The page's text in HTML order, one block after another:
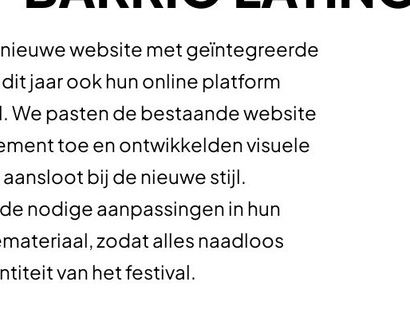
website met geïntegreerde
jaar ook hun online platform
We pasten de bestaande website
toe en ontwikkelden visuele
bij de nieuwe stijl.
nodige aanpassingen in hun
zodat alles naadloos
van het festival.